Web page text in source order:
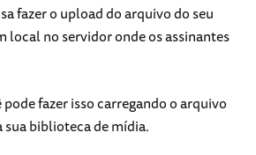
fazer o upload do arquivo do seu
local no servidor onde os assinantes
fazer isso carregando o arquivo
sua biblioteca de mídia.